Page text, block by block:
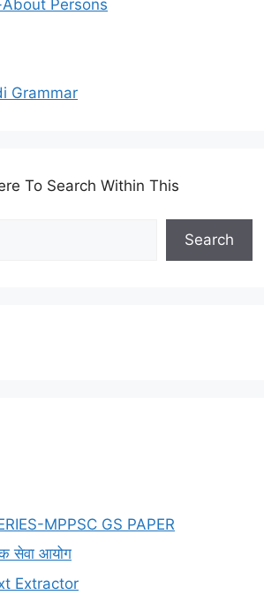
About Persons
Grammar
To Search Within This
Search
2024MPPSC GS PAPER
सेवा आयोग
Extractor